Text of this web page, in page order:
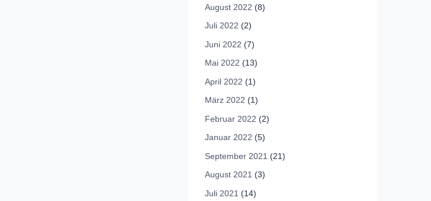
August 2022 (8)
Juli 2022 (2)
Juni 2022 (7)
Mai 2022 (13)
April 2022 (1)
März 2022 (1)
Februar 2022 (2)
Januar 2022 (5)
September 2021 (21)
August 2021 (3)
Juli 2021 (14)